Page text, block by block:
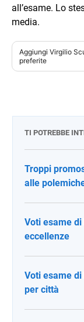
all’esame. Lo
media.
Aggiungi Virgilio
preferite
TI POTREBBE
Troppi
alle
Voti esame
eccellenze
Voti esame
per città